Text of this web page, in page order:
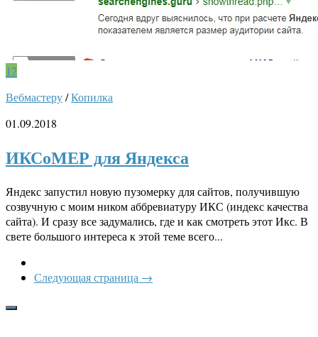
17
Вебмастеру/Копилка
01.09.2018
ИКСоМЕР для Яндекса
Яндекс запустил новую пузомерку для сайтов, получившую
созвучную с моим ником аббревиатуру ИКС (индекс качества
сайта). И сразу все задумались, где и как смотреть этот Икс. В
свете большого интереса к этой теме всего...
Следующая страница →